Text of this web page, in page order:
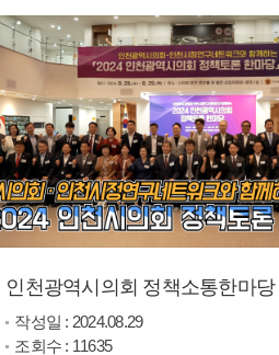
인천광역시의회 정책소통한마당
작성일 : 2024.08.29
조회수 : 11635